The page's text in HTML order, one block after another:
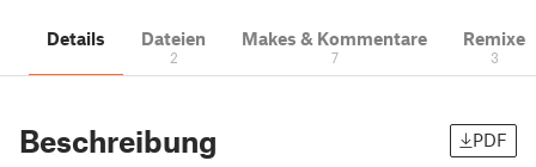
Details Dateien
2
Makes & Kommentare
7
Remixe
3
Beschreibung PDF